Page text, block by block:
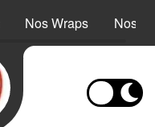
Nos Wraps Nos